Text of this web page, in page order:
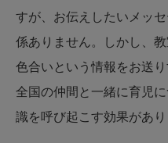
すが、お伝えしたいメッ
係ありません。しかし、
色合いという情報をお送
全国の仲間と一緒に育児
識を呼び起こす効果があり